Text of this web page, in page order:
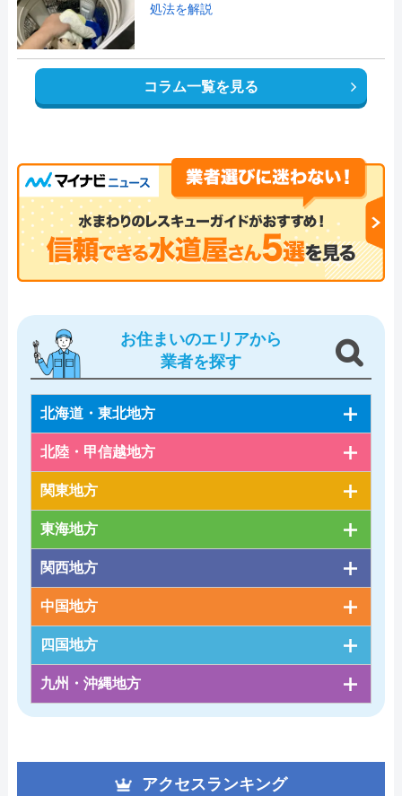
処法を解説
コラム一覧を見る
お住まいのエリアから
業者を探す
北海道・東北地方
北陸・甲信越地方
関東地方
東海地方
関西地方
中国地方
四国地方
九州・沖縄地方
アクセスランキング